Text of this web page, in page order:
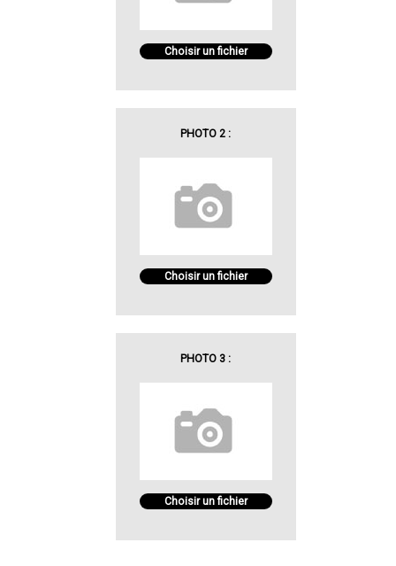
Choisir un fichier
PHOTO 2 :
Choisir un fichier
PHOTO 3 :
Choisir un fichier